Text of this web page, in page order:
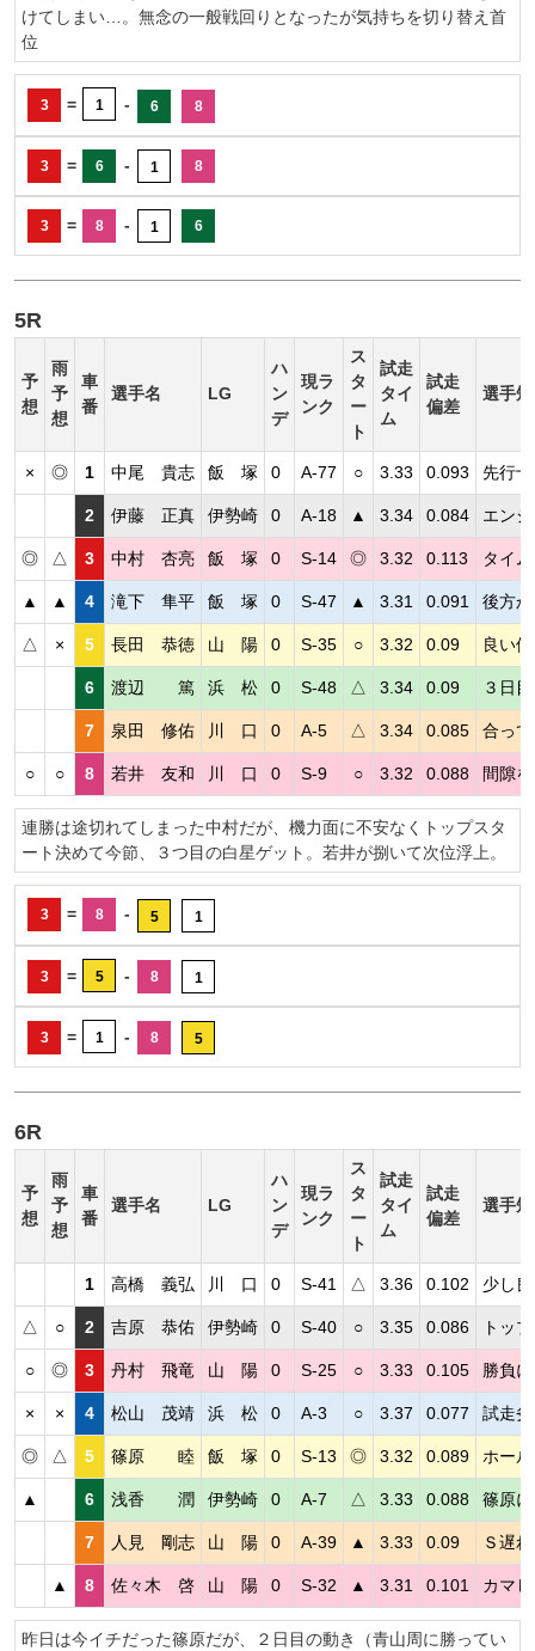
けてしまい…。無念の一般戦回りとなったが気持ちを切り替え首
位
3 = 1 - 6 8
3 = 6 - 1 8
3 = 8 - 1 6
5R
予
想
雨
予
想
車
番
選手名 LG
ハ
ン
デ
現ラ
ンク
ス
タ
ー
ト
試走
タイ
ム
試走
偏差
選手
× ◎ 1 中尾 貴志 飯 塚 0 A-77 ○ 3.33 0.093 先行
2 伊藤 正真 伊勢崎 0 A-18 ▲ 3.34 0.084 エン
◎ △ 3 中村 杏亮 飯 塚 0 S-14 ◎ 3.32 0.113 タイ
▲ ▲ 4 滝下 隼平 飯 塚 0 S-47 ▲ 3.31 0.091 後方
△ × 5 長田 恭徳 山 陽 0 S-35 ○ 3.32 0.09 良い
6 渡辺 篤 浜 松 0 S-48 △ 3.34 0.09 ３日
7 泉田 修佑 川 口 0 A-5 △ 3.34 0.085 合っ
○ ○ 8 若井 友和 川 口 0 S-9 ○ 3.32 0.088 間隙
連勝は途切れてしまった中村だが、機力面に不安なくトップスタ
ート決めて今節、３つ目の白星ゲット。若井が捌いて次位浮上。
3 = 8 - 5 1
3 = 5 - 8 1
3 = 1 - 8 5
6R
予
想
雨
予
想
車
番
選手名 LG
ハ
ン
デ
現ラ
ンク
ス
タ
ー
ト
試走
タイ
ム
試走
偏差
選手
1 高橋 義弘 川 口 0 S-41 △ 3.36 0.102 少し
△ ○ 2 吉原 恭佑 伊勢崎 0 S-40 ○ 3.35 0.086 トッ
○ ◎ 3 丹村 飛竜 山 陽 0 S-25 ○ 3.33 0.105 勝負
× × 4 松山 茂靖 浜 松 0 A-3 ○ 3.37 0.077 試走
◎ △ 5 篠原 睦 飯 塚 0 S-13 ◎ 3.32 0.089 ホー
▲ 6 浅香 潤 伊勢崎 0 A-7 △ 3.33 0.088 篠原
7 人見 剛志 山 陽 0 A-39 ▲ 3.33 0.09 Ｓ遅
▲ 8 佐々木 啓 山 陽 0 S-32 ▲ 3.31 0.101 カマ
昨日は今イチだった篠原だが、２日目の動き（青山周に勝ってい